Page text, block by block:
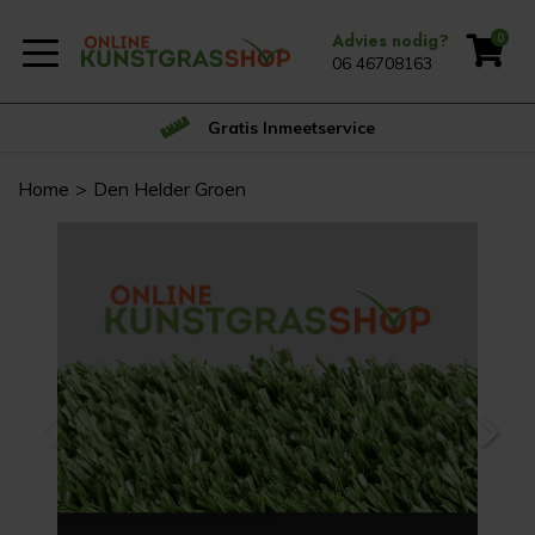
Advies nodig?
06 46708163
0
Gratis Inmeetservice
Home Den Helder Groen